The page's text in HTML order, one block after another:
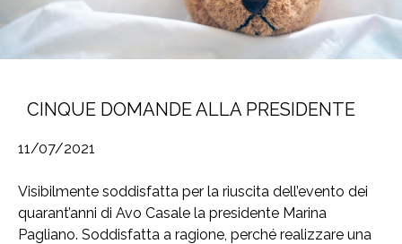
CINQUE DOMANDE ALLA PRESIDENTE
11/07/2021
Visibilmente soddisfatta per la riuscita dell’evento dei
quarant’anni di Avo Casale la presidente Marina
Pagliano. Soddisfatta a ragione, perché realizzare una